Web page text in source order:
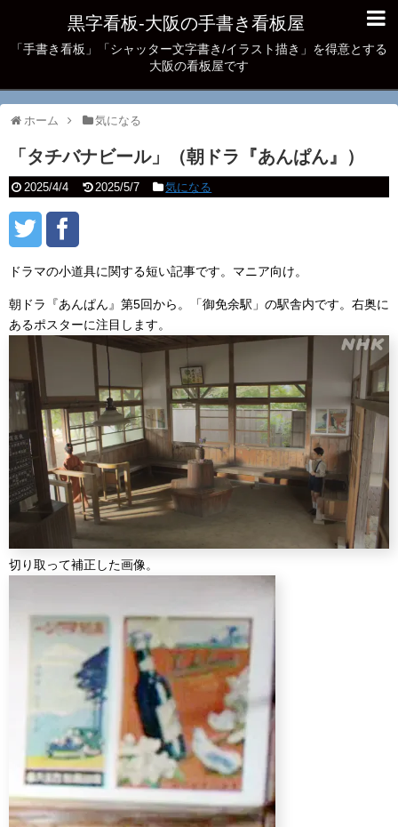
黒字看板‐大阪の手書き看板屋
「手書き看板」「シャッター文字書き/イラスト描き」を得意とする
大阪の看板屋です
ホーム 気になる
「タチバナビール」（朝ドラ『あんぱん』）
2025/4/4 2025/5/7 気になる
ドラマの小道具に関する短い記事です。マニア向け。
朝ドラ『あんぱん』第5回から。「御免余駅」の駅舎内です。右奥に
あるポスターに注目します。
切り取って補正した画像。